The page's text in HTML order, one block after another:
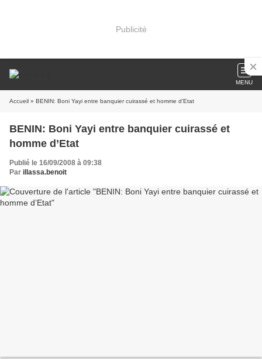
Publicité
MENU
Accueil » BENIN: Boni Yayi entre banquier cuirassé et homme d’Etat
BENIN: Boni Yayi entre banquier cuirassé et
homme d’Etat
Publié le 16/09/2008 à 09:38
Par illassa.benoit